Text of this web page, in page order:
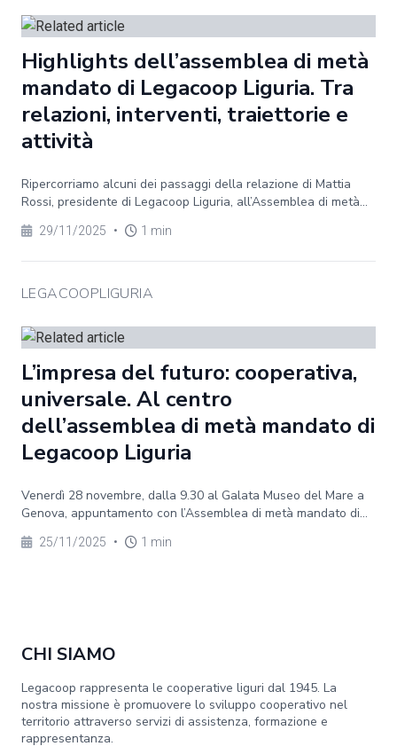
Highlights dell’assemblea di metà
mandato di Legacoop Liguria. Tra
relazioni, interventi, traiettorie e
attività
Ripercorriamo alcuni dei passaggi della relazione di Mattia
Rossi, presidente di Legacoop Liguria, all’Assemblea di metà...
29/11/2025 • 1 min
LEGACOOPLIGURIA
L’impresa del futuro: cooperativa,
universale. Al centro
dell’assemblea di metà mandato di
Legacoop Liguria
Venerdì 28 novembre, dalla 9.30 al Galata Museo del Mare a
Genova, appuntamento con l’Assemblea di metà mandato di...
25/11/2025 • 1 min
CHI SIAMO
Legacoop rappresenta le cooperative liguri dal 1945. La
nostra missione è promuovere lo sviluppo cooperativo nel
territorio attraverso servizi di assistenza, formazione e
rappresentanza.